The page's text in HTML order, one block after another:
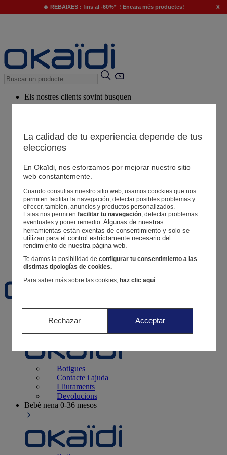
🔥 REBAIXES : fins al -60%* ! Encara més productes! x
Els nostres clients sovint busquen
El nostre consell
Productes suggerits
Botigues
La teva informació
Segueix una comanda
Cistella
Favorits
Naixement 0-12 mesos
Botigues
Contacte i ajuda
Lliuraments
Devolucions
Bebè nena 0-36 mesos
La calidad de tu experiencia depende de tus
elecciones
En Okaïdi, nos esforzamos por mejorar nuestro sitio
web constantemente.
Cuando consultas nuestro sitio web, usamos coockies que nos
permiten facilitar la navegación, detectar posibles problemas y
ofrecer, también, anuncios y productos personalizados.
Estas nos permiten facilitar tu navegación, detectar problemas
eventuales y poner remedio. Algunas de nuestras
herramientas están exentas de consentimiento y solo se
utilizan para el control estrictamente necesario del
rendimiento de nuestra página web.
Te damos la posibilidad de configurar tu consentimiento a las
distintas tipologías de cookies.
Para saber más sobre las cookies, haz clic aquí.
Rechazar Acceptar